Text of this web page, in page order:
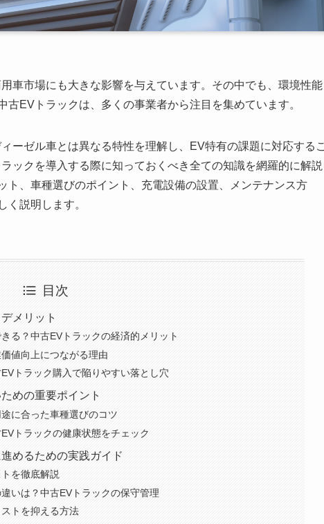
車市場にも大きな影響を与えています。その中でも、環境性能
EVトラックは、多くの事業者から注目を集めています。
ーゼル車とは異なる特性を理解し、EV特有の課題に対応する
ックを導入する際に知っておくべき全ての知識を網羅的に解説
ト、車種選びのポイント、充電設備の設置、メンテナンス方
く説明します。
目次
メリット
る？中古EVトラックの経済的メリット
値向上につながる理由
トラック購入で陥りやすい落とし穴
めの重要ポイント
に合った車種選びのコツ
トラックの健康状態をチェック
めるための実践ガイド
を徹底解説
いは？中古EVトラックの保守管理
トを抑える方法